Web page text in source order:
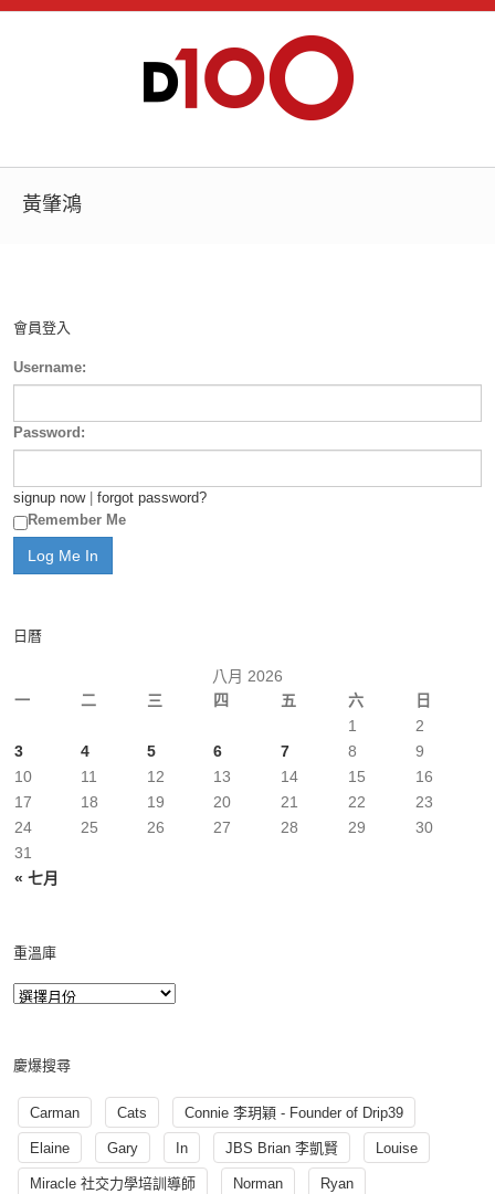
黃肇鴻
會員登入
Username:
Password:
signup now| forgot password?
Remember Me
日曆
八月 2026
一
二 三 四 五 六 日
« 七月
1
2
3
4 5 6 7 8
9
10
11 12 13 14 15
16
17
18 19 20 21 22
23
24
25 26 27 28 29
30
31
重溫庫
慶爆搜尋
Carman Cats Connie 李玥穎 - Founder of Drip39
Elaine Gary In JBS Brian 李凱賢 Louise
Miracle 社交力學培訓導師 Norman Ryan